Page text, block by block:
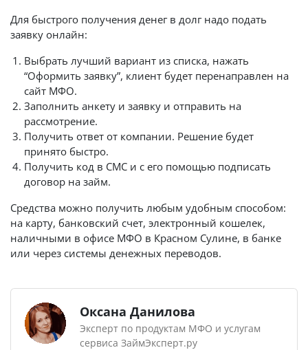
Для быстрого получения денег в долг надо подать
заявку онлайн:
Выбрать лучший вариант из списка, нажать
“Оформить заявку”, клиент будет перенаправлен на
сайт МФО.
Заполнить анкету и заявку и отправить на
рассмотрение.
Получить ответ от компании. Решение будет
принято быстро.
Получить код в СМС и с его помощью подписать
договор на займ.
Средства можно получить любым удобным способом:
на карту, банковский счет, электронный кошелек,
наличными в офисе МФО в Красном Сулине, в банке
или через системы денежных переводов.
Оксана Данилова
Эксперт по продуктам МФО и услугам
сервиса ЗаймЭксперт.ру